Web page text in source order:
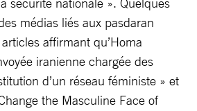
médias liés aux pasdaran
affirmant qu’Homa
iranienne chargée des
d’un réseau féministe » et
the Masculine Face of